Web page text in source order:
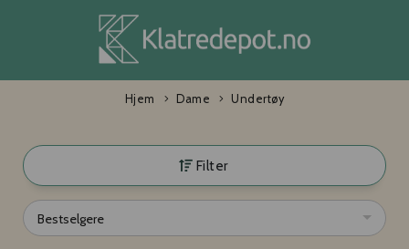
Hjem Dame Undertøy
Filter
Bestselgere